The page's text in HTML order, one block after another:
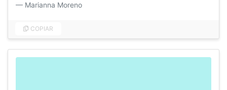
Marianna Moreno
COPIAR